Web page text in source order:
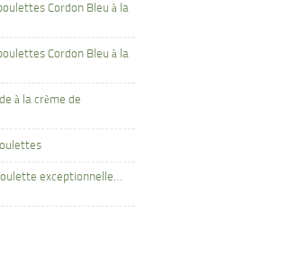
Cordon Bleu à la
Cordon Bleu à la
à la crème de
exceptionnelle…